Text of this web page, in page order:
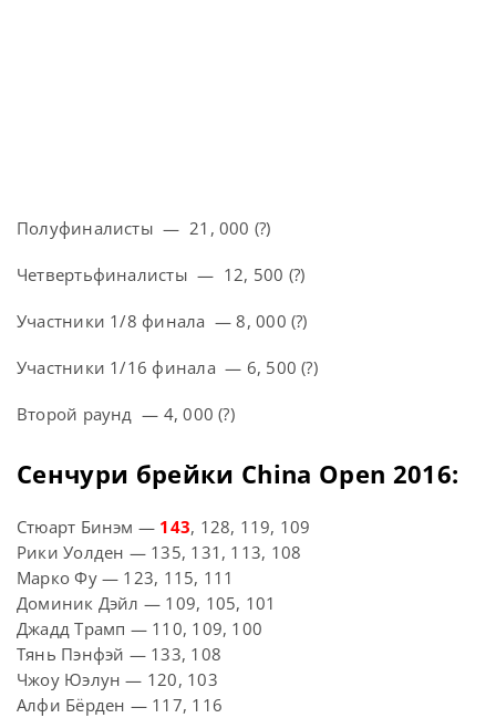
Полуфиналисты — 21, 000 (?)
Четвертьфиналисты — 12, 500 (?)
Участники 1/8 финала — 8, 000 (?)
Участники 1/16 финала — 6, 500 (?)
Второй раунд — 4, 000 (?)
Сенчури брейки China Open 2016:
Стюарт Бинэм — 143, 128, 119, 109
Рики Уолден — 135, 131, 113, 108
Марко Фу — 123, 115, 111
Доминик Дэйл — 109, 105, 101
Джадд Трамп — 110, 109, 100
Тянь Пэнфэй — 133, 108
Чжоу Юэлун — 120, 103
Алфи Бёрден — 117, 116